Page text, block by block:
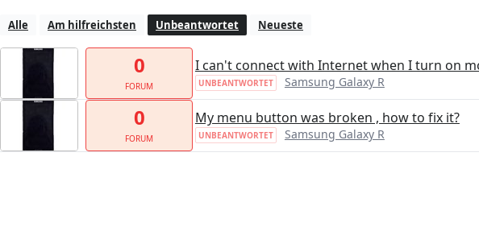
Alle Am hilfreichsten Unbeantwortet Neueste
0
FORUM
I can't connect with Internet when I turn on
UNBEANTWORTET Samsung Galaxy R
0
FORUM
My menu button was broken , how to fix it?
UNBEANTWORTET Samsung Galaxy R